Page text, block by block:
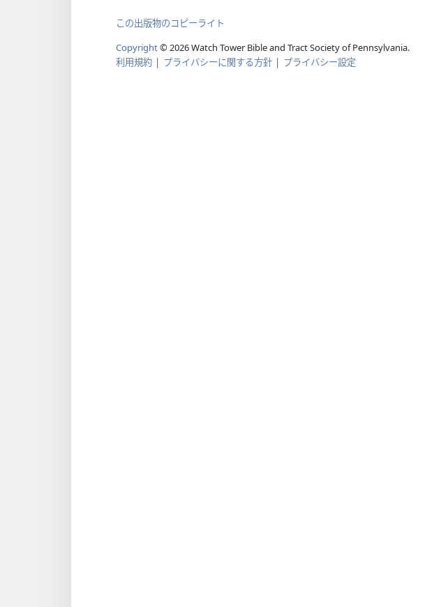
この出版物のコピーライト
Copyright©2026Watch Tower Bible and Tract Society of Pennsylvania.
利用規約 | プライバシーに関する方針 | プライバシー設定